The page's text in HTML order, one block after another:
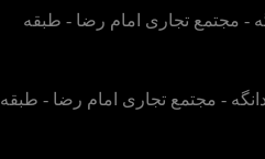
- مجتمع تجاری امام رضا - طبقه
- مجتمع تجاری امام رضا - طبقه